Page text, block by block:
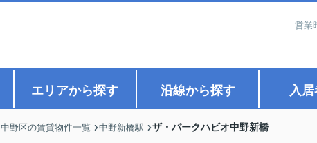
営業
エリアから探す 沿線から探す 入
中野区の賃貸物件一覧 中野新橋駅 ザ・パークハビオ中野新橋